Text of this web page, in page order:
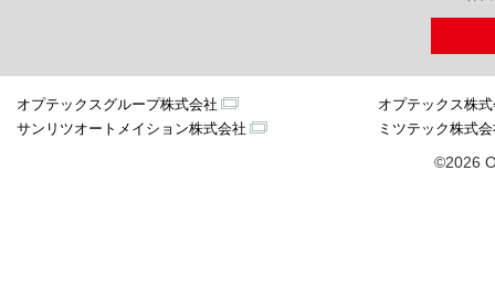
オプテックスグループ株式会社
オプテックス株
サンリツオートメイション株式会社
ミツテック株式
©2026